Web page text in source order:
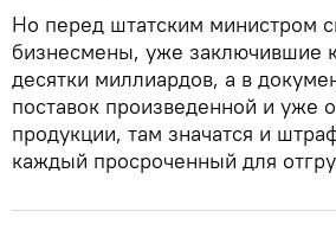
Но перед штатским министром
бизнесмены, уже заключившие
десятки миллиардов, а в
поставок произведенной и уже
продукции, там значатся и
каждый просроченный для